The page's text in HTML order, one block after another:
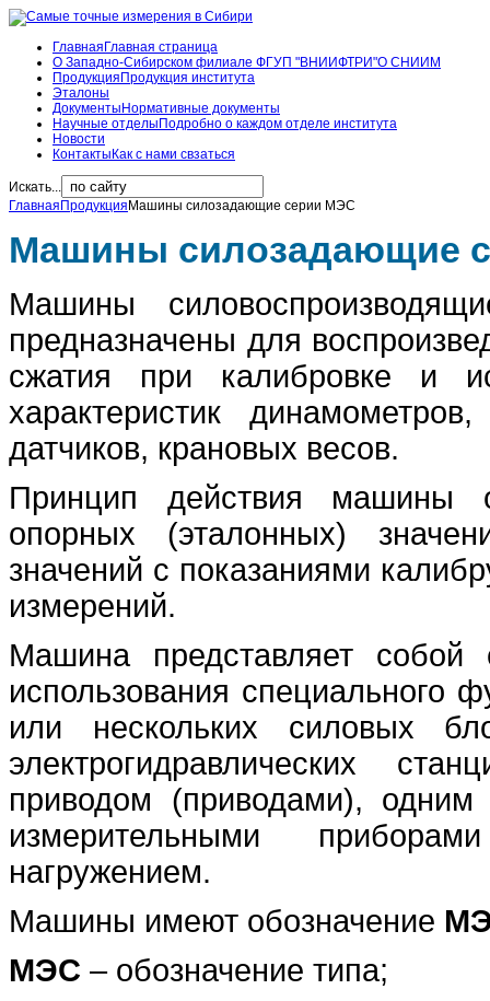
Главная Главная страница
О Западно-Сибирском филиале ФГУП "ВНИИФТРИ"О СНИИМ
Продукция Продукция института
Эталоны
Документы Нормативные документы
Научные отделы Подробно о каждом отделе института
Новости
Контакты Как с нами свзаться
Искать...
Главная Продукция Машины силозадающие серии МЭС
Машины силозадающие
Машины
предназначены для
сжатия при калибровке и
характеристик
датчиков, крановых весов.
Принцип действия машины
опорных (эталонных)
значений с показаниями
измерений.
Машина представляет собой
использования специального
или нескольких силовых
электрогидравлических
приводом (приводами),
измерительными
нагружением.
Машины имеют обозначение
МЭС – обозначение типа;